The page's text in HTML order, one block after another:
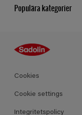
Populära kategorier
Kulörer
Produkter
Cookies
Cookie settings
Integritetspolicy